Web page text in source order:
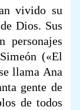
vivido su
Dios. Sus
personajes
(«El
llama Ana
gente de
de todos